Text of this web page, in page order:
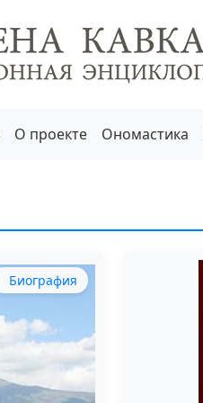
О проекте Ономастика
Биография